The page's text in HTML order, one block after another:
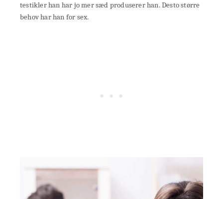
testikler han har jo mer sæd produserer han. Desto større
behov har han for sex.